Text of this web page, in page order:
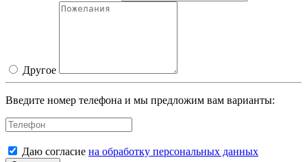
Другое
Введите номер телефона и мы предложим вам варианты:
Даю согласие на обработку персональных данных